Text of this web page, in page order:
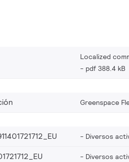
Localized
pdf 388.4 kB
Greenspace
Diversos
Diversos